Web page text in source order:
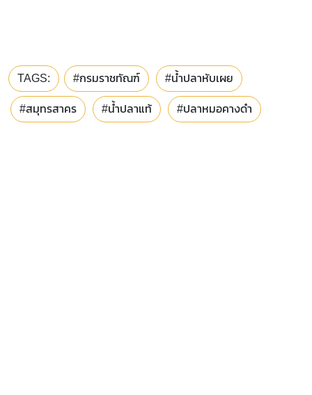
TAGS: #กรมราชทัณฑ์ #น้ำปลาหับเผย
#สมุทรสาคร #น้ำปลาแท้ #ปลาหมอคางดำ